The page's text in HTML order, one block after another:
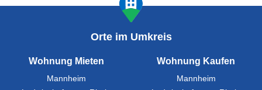
Orte im Umkreis
Wohnung Mieten
Mannheim
Wohnung Kaufen
Mannheim